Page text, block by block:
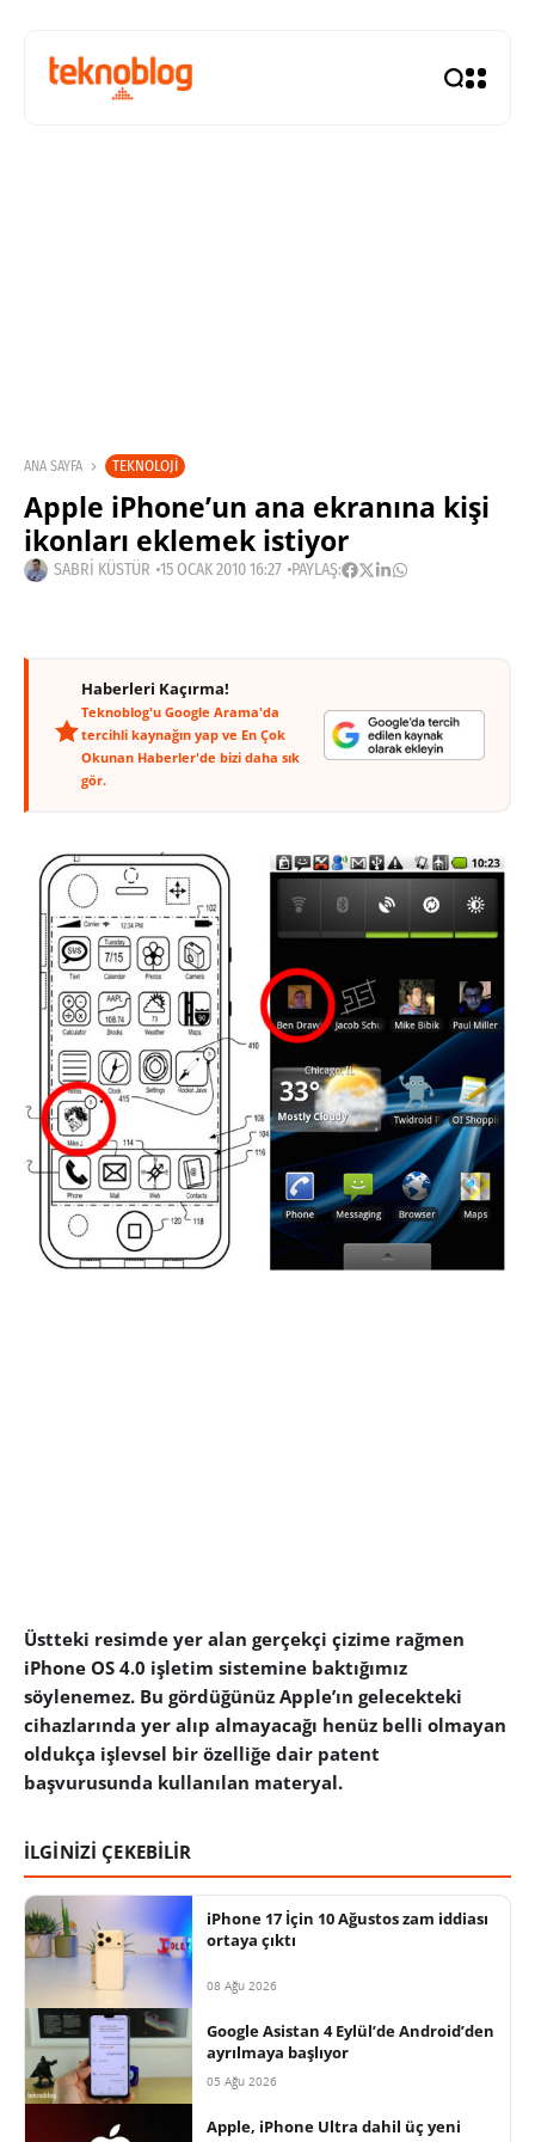
ANA SAYFA TEKNOLOJI
Apple iPhone’un ana ekranına kişi
ikonları eklemek istiyor
SABRI KÜSTÜR 15 OCAK 2010 16:27 PAYLAŞ:
Haberleri Kaçırma!
Teknoblog'u Google Arama'da
tercihli kaynağın yap ve En Çok
Okunan Haberler'de bizi daha sık
gör.
Üstteki resimde yer alan gerçekçi çizime rağmen
iPhone OS 4.0 işletim sistemine baktığımız
söylenemez. Bu gördüğünüz Apple’ın gelecekteki
cihazlarında yer alıp almayacağı henüz belli olmayan
oldukça işlevsel bir özelliğe dair patent
başvurusunda kullanılan materyal.
İLGİNİZİ ÇEKEBİLİR
iPhone 17 İçin 10 Ağustos zam iddiası
ortaya çıktı
08 Ağu 2026
Google Asistan 4 Eylül’de Android’den
ayrılmaya başlıyor
05 Ağu 2026
Apple, iPhone Ultra dahil üç yeni